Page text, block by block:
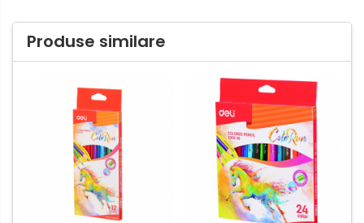
Produse similare